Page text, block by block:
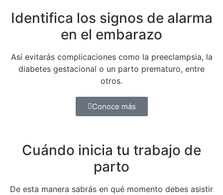
Identifica los signos de alarma
en el embarazo
Así evitarás complicaciones como la preeclampsia, la
diabetes gestacional o un parto prematuro, entre
otros.
Conoce más
Cuándo inicia tu trabajo de
parto
De esta manera sabrás en qué momento debes asistir